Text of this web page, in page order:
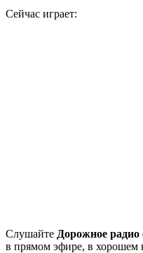
Сейчас играет:
Cлушайте Дорожное радио
в прямом эфире, в хорошем